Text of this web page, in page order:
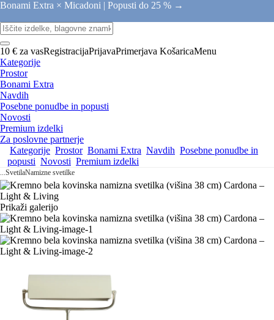
Bonami Extra × Micadoni | Popusti do 25 % →
10 € za vasRegistracijaPrijavaPrimerjava KošaricaMenu
Kategorije
Prostor
Bonami Extra
Navdih
Posebne ponudbe in popusti
Novosti
Premium izdelki
Za poslovne partnerje
Kategorije Prostor Bonami Extra Navdih Posebne ponudbe in
popusti Novosti Premium izdelki
...SvetilaNamizne svetilke
Prikaži galerijo